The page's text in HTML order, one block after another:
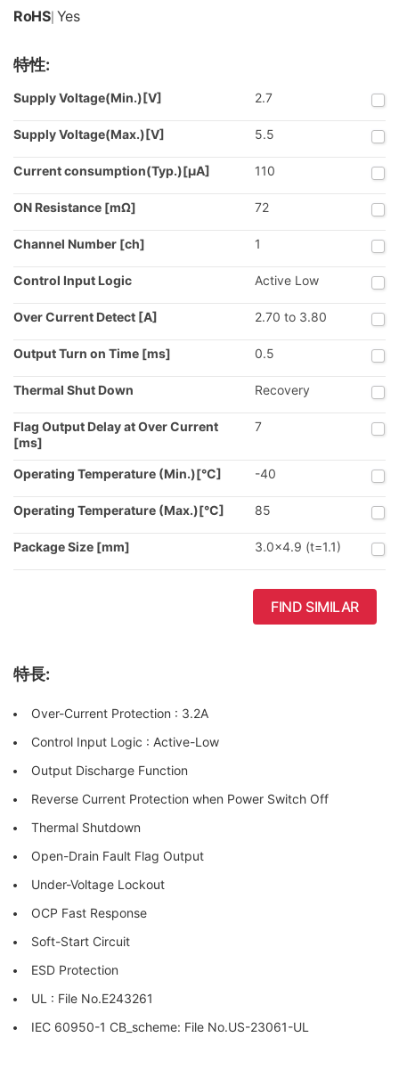
RoHS| Yes
特性:
Supply Voltage(Min.)[V] 2.7
Supply Voltage(Max.)[V] 5.5
Current consumption(Typ.)[µA] 110
ON Resistance [mΩ] 72
Channel Number [ch] 1
Control Input Logic Active Low
Over Current Detect [A] 2.70 to 3.80
Output Turn on Time [ms] 0.5
Thermal Shut Down Recovery
Flag Output Delay at Over Current
[ms]
7
Operating Temperature (Min.)[°C] -40
Operating Temperature (Max.)[°C] 85
Package Size [mm] 3.0x4.9 (t=1.1)
FIND SIMILAR
特長:
Over-Current Protection : 3.2A
Control Input Logic : Active-Low
Output Discharge Function
Reverse Current Protection when Power Switch Off
Thermal Shutdown
Open-Drain Fault Flag Output
Under-Voltage Lockout
OCP Fast Response
Soft-Start Circuit
ESD Protection
UL : File No.E243261
IEC 60950-1 CB_scheme: File No.US-23061-UL